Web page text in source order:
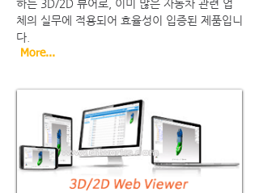
하는 3D/2D 뷰어로, 이미 많은 자동차 관련 업
체의 실무에 적용되어 효율성이 입증된 제품입니
다.​
More...